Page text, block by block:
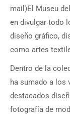
mail)El Museu
en divulgar todo
diseño gráfico,
como artes
Dentro de la
ha sumado a los
destacados
fotografía de